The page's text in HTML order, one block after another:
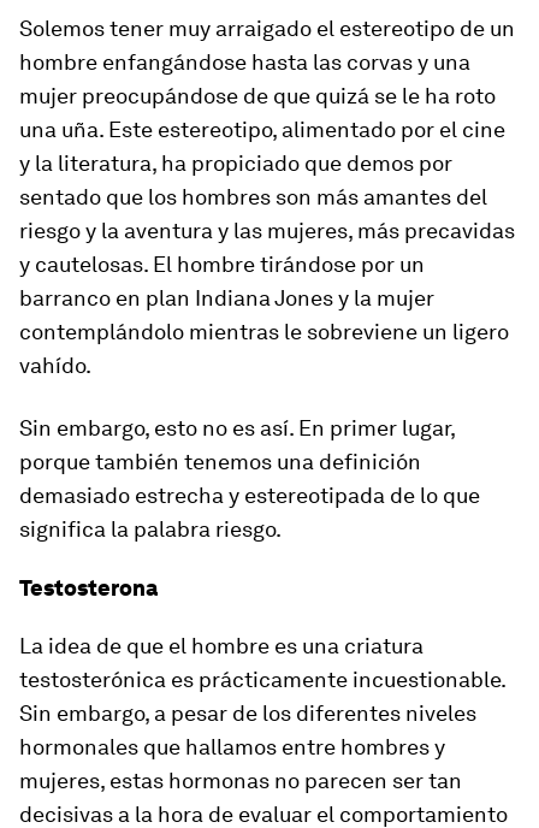
Solemos tener muy arraigado el estereotipo de un
hombre enfangándose hasta las corvas y una
mujer preocupándose de que quizá se le ha roto
una uña. Este estereotipo, alimentado por el cine
y la literatura, ha propiciado que demos por
sentado que los hombres son más amantes del
riesgo y la aventura y las mujeres, más precavidas
y cautelosas. El hombre tirándose por un
barranco en plan Indiana Jones y la mujer
contemplándolo mientras le sobreviene un ligero
vahído.
Sin embargo, esto no es así. En primer lugar,
porque también tenemos una definición
demasiado estrecha y estereotipada de lo que
significa la palabra riesgo.
Testosterona
La idea de que el hombre es una criatura
testosterónica es prácticamente incuestionable.
Sin embargo, a pesar de los diferentes niveles
hormonales que hallamos entre hombres y
mujeres, estas hormonas no parecen ser tan
decisivas a la hora de evaluar el comportamiento